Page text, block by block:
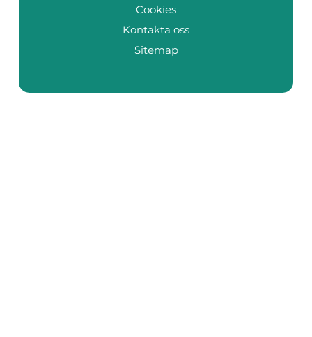
Cookies
Kontakta oss
Sitemap